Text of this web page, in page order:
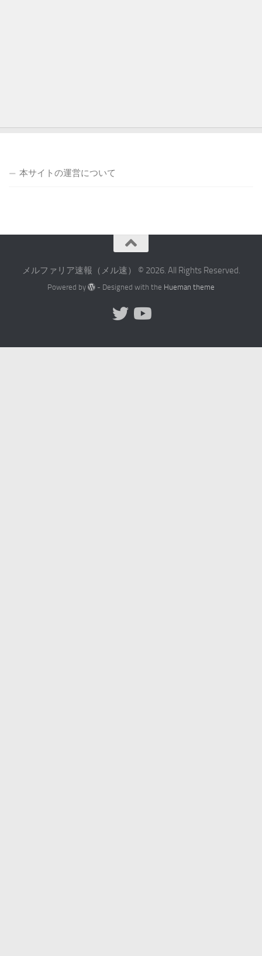
本サイトの運営について
メルファリア速報（メル速） © 2026. All Rights Reserved.
Powered by - Designed with the Hueman theme